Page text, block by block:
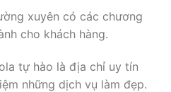
xuyên có các chương
cho khách hàng.
tự hào là địa chỉ uy tín
những dịch vụ làm đẹp.